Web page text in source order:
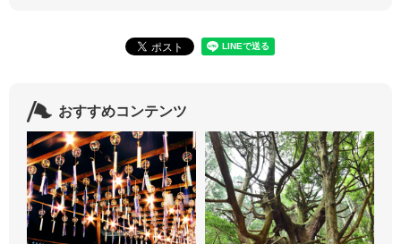
おすすめコンテンツ